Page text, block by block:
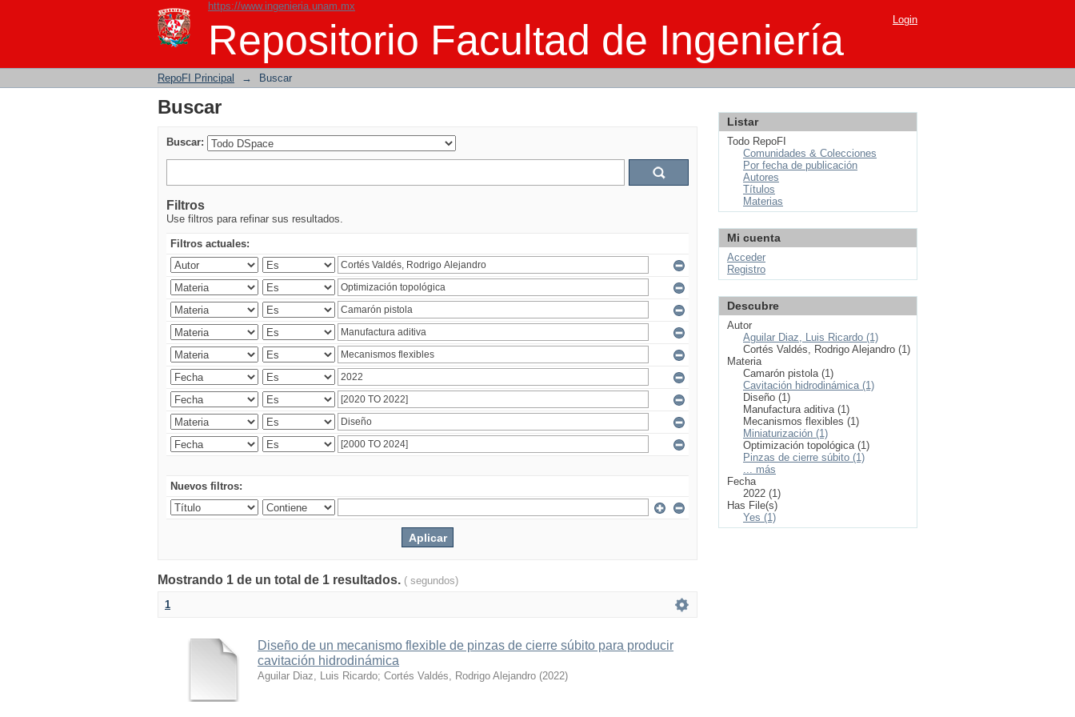
https://www.ingenieria.unam.mx
Repositorio Facultad de Ingeniería
Buscar Login
RepoFI Principal → Buscar
Buscar
Buscar:
Filtros
Use filtros para refinar sus resultados.
Filtros actuales:
Nuevos filtros:
Mostrando 1 de un total de 1 resultados. ( segundos)
1
Diseño de un mecanismo flexible de pinzas de cierre súbito para producir
cavitación hidrodinámica
Aguilar Diaz, Luis Ricardo; Cortés Valdés, Rodrigo Alejandro (2022)
Listar
Todo RepoFI
Comunidades & Colecciones
Por fecha de publicación
Autores
Títulos
Materias
Mi cuenta
Acceder
Registro
Descubre
Autor
Aguilar Diaz, Luis Ricardo (1)
Cortés Valdés, Rodrigo Alejandro (1)
Materia
Camarón pistola (1)
Cavitación hidrodinámica (1)
Diseño (1)
Manufactura aditiva (1)
Mecanismos flexibles (1)
Miniaturización (1)
Optimización topológica (1)
Pinzas de cierre súbito (1)
... más
Fecha
2022 (1)
Has File(s)
Yes (1)